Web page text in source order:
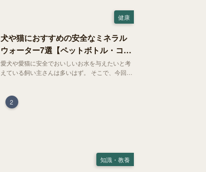
健康
犬や猫におすすめの安全なミネラル
ウォーター7選【ペットボトル・コン
ビニ対応】
愛犬や愛猫に安全でおいしいお水を与えたいと考
えている飼い主さんは多いはず。 そこで、今回は
おすすめなものを厳選してご紹介します！
2
知識・教養